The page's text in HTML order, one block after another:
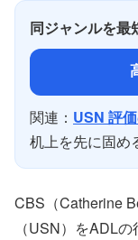
同ジャンルを最
関連： USN 評
机上を先に固め
CBS（Catherine
（USN）をADL